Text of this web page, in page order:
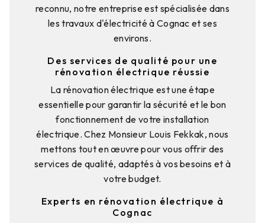
reconnu, notre entreprise est spécialisée dans
les travaux d'électricité à Cognac et ses
environs.
Des services de qualité pour une
rénovation électrique réussie
La rénovation électrique est une étape
essentielle pour garantir la sécurité et le bon
fonctionnement de votre installation
électrique. Chez Monsieur Louis Fekkak, nous
mettons tout en œuvre pour vous offrir des
services de qualité, adaptés à vos besoins et à
votre budget.
Experts en rénovation électrique à
Cognac